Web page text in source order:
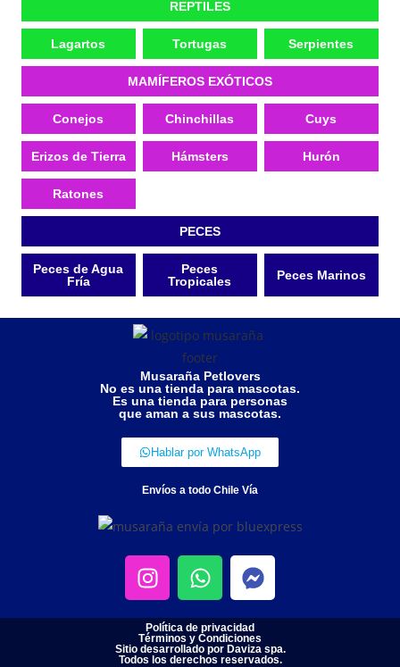
REPTILES
Lagartos Tortugas Serpientes
MAMÍFEROS EXÓTICOS
Conejos Chinchillas Cuys
Erizos de Tierra Hámsters Hurón
Ratones
PECES
Peces de Agua
Fría
Peces
Tropicales
Peces Marinos
Musaraña Petlovers
No es una tienda para mascotas.
Es una tienda para personas
que aman a sus mascotas.
Hablar por WhatsApp
Envíos a todo Chile Vía
Política de privacidad
Términos y Condiciones
Sitio desarrollado por Daviza spa.
Todos los derechos reservados.